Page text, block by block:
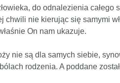
do odnalezienia całego
nie kierując się samymi
On nam ukazuje.
nie są dla samych siebie,
rodzenia. A poddane